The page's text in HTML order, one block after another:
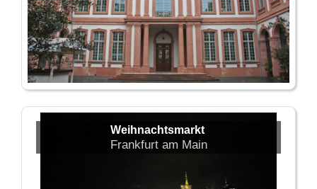
Weihnachtsmarkt
Frankfurt am Main